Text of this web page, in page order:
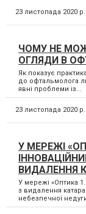
23 листопада 2020 р.
ЧОМУ НЕ
ОГЛЯДИ В
Як показує
до офтальмолога
явні проблеми із...
23 листопада 2020 р.
У МЕРЕЖІ
ВИДАЛЕННЯ
У мережі «Оптика
з видалення
небезпечної